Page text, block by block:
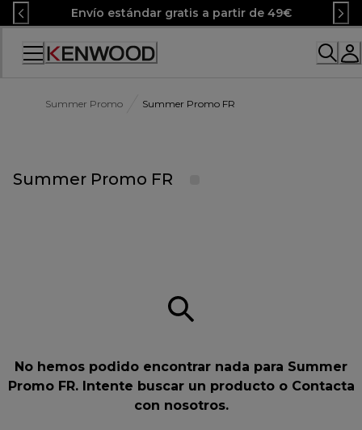
Skip
to
Content
Envío estándar gratis a partir de 49€
Accessibility
Summer Promo Summer Promo FR
Summer Promo FR
No hemos podido encontrar nada para Summer
Promo FR. Intente buscar un producto o Contacta
con nosotros.